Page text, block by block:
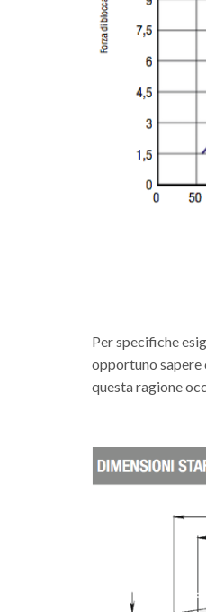
Per specifiche
opportuno sapere
questa ragione